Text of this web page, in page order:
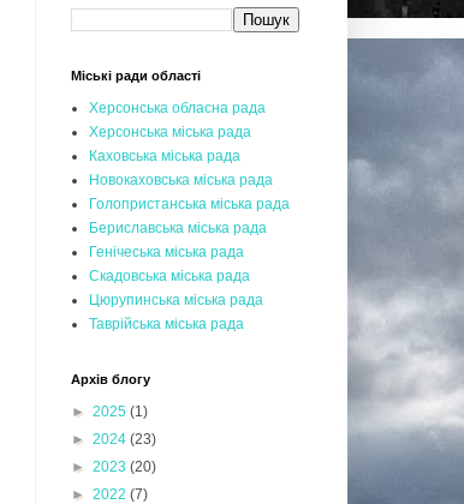
Міські ради області
Херсонська обласна рада
Херсонська міська рада
Каховська міська рада
Новокаховська міська рада
Голопристанська міська рада
Бериславська міська рада
Генічеська міська рада
Скадовська міська рада
Цюрупинська міська рада
Таврійська міська рада
Архів блогу
► 2025 (1)
► 2024 (23)
► 2023 (20)
► 2022 (7)